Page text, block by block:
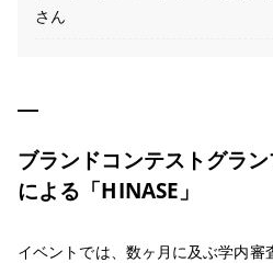
さん
ブランドコンテストグラ
による「HINASE」
イベントでは、数ヶ月に及ぶ学内